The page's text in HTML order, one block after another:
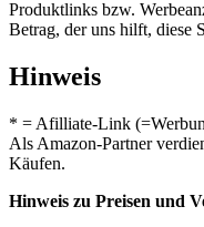
Produktlinks bzw.
Betrag, der uns hilft, diese
Hinweis
* = Afilliate-Link
Als Amazon-Partner
Käufen.
Hinweis zu Preisen und